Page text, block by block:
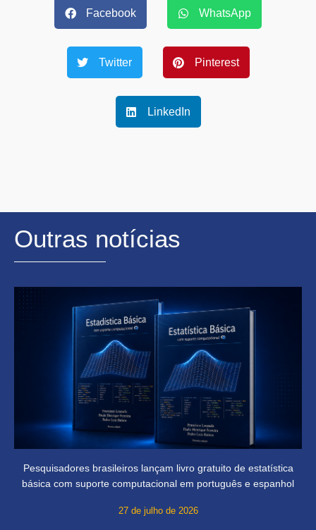
Facebook WhatsApp
Twitter Pinterest
LinkedIn
Outras notícias
Pesquisadores brasileiros lançam livro gratuito de estatística
básica com suporte computacional em português e espanhol
27 de julho de 2026